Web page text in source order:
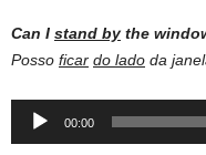
Can I stand by the
Posso ficar do lado da
Audio
00:00